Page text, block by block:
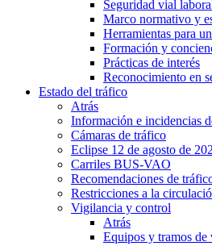
Seguridad vial
Marco normativo y
Herramientas para
Formación y
Prácticas de interés
Reconocimiento en
Estado del tráfico
Atrás
Información e incidencias
Cámaras de tráfico
Eclipse 12 de agosto de
Carriles BUS-VAO
Recomendaciones de
Restricciones a la
Vigilancia y control
Atrás
Equipos y tramos de